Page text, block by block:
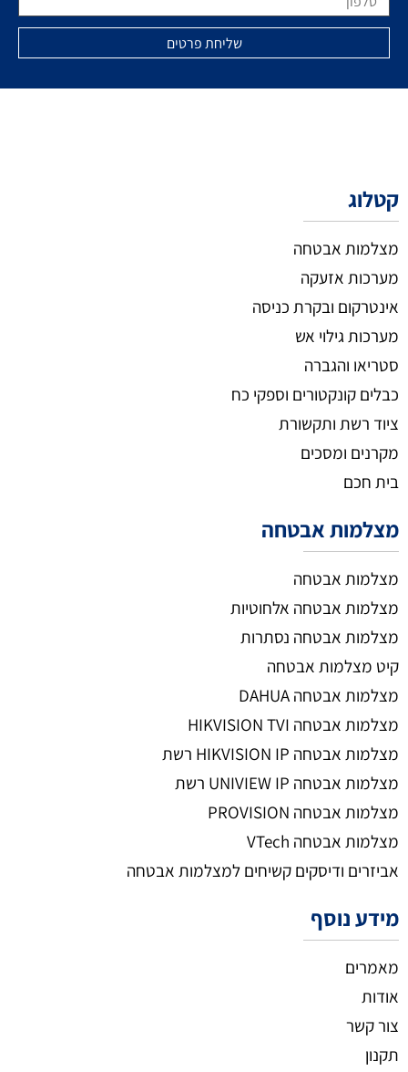
קטלוג
מצלמות אבטחה
מערכות אזעקה
אינטרקום ובקרת כניסה
מערכות גילוי אש
סטריאו והגברה
כבלים קונקטורים וספקי כח
ציוד רשת ותקשורת
מקרנים ומסכים
בית חכם
מצלמות אבטחה
מצלמות אבטחה
מצלמות אבטחה אלחוטיות
מצלמות אבטחה נסתרות
קיט מצלמות אבטחה
מצלמות אבטחה DAHUA
מצלמות אבטחה HIKVISION TVI
מצלמות אבטחה HIKVISION IP רשת
מצלמות אבטחה UNIVIEW IP רשת
מצלמות אבטחה PROVISION
מצלמות אבטחה VTech
אביזרים ודיסקים קשיחים למצלמות אבטחה
מידע נוסף
מאמרים
אודות
צור קשר
תקנון